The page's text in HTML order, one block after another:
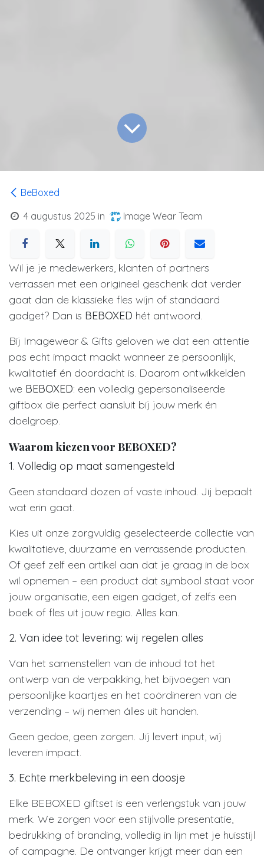
BeBoxed
4 augustus 2025 in Image Wear Team
Wil je je medewerkers, klanten of partners
verrassen met een origineel geschenk dat verder
gaat dan de klassieke fles wijn of standaard
gadget? Dan is BEBOXED hét antwoord.
Bij Imagewear & Gifts geloven we dat een attentie
pas echt impact maakt wanneer ze persoonlijk,
kwalitatief én doordacht is. Daarom ontwikkelden
we BEBOXED: een volledig gepersonaliseerde
giftbox die perfect aansluit bij jouw merk én
doelgroep.
Waarom kiezen voor BEBOXED?
1. Volledig op maat samengesteld
Geen standaard dozen of vaste inhoud. Jij bepaalt
wat erin gaat.
Kies uit onze zorgvuldig geselecteerde collectie van
kwalitatieve, duurzame en verrassende producten.
Of geef zelf een artikel aan dat je graag in de box
wil opnemen – een product dat symbool staat voor
jouw organisatie, een eigen gadget, of zelfs een
boek of fles uit jouw regio. Alles kan.
2. Van idee tot levering: wij regelen alles
Van het samenstellen van de inhoud tot het
ontwerp van de verpakking, het bijvoegen van
persoonlijke kaartjes en het coördineren van de
verzending – wij nemen álles uit handen.
Geen gedoe, geen zorgen. Jij levert input, wij
leveren impact.
3. Echte merkbeleving in een doosje
Elke BEBOXED giftset is een verlengstuk van jouw
merk. We zorgen voor een stijlvolle presentatie,
bedrukking of branding, volledig in lijn met je huisstijl
of campagne. De ontvanger krijgt meer dan een